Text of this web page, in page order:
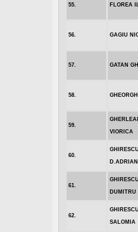
55. FLOREA
56. GAGIU
57. GATAN
58.
59.
VIORICA
60.
D.ADRIAN
61.
DUMITRU
62.
SALOMIA